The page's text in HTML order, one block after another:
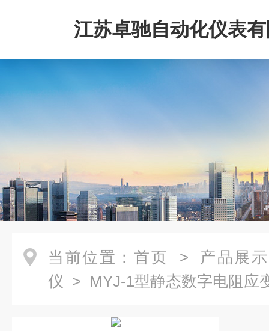
江苏卓驰自动化仪表
当前位置： 首页 > 产品展示
仪 > MYJ-1型静态数字电阻应